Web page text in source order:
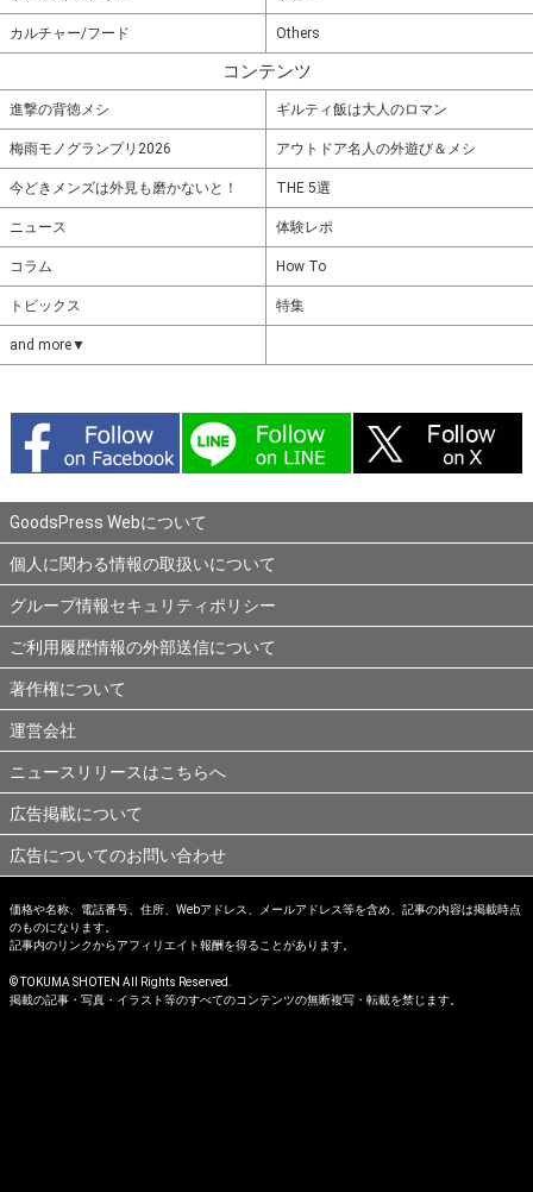
カルチャー/フード Others
コンテンツ
進撃の背徳メシ ギルティ飯は大人のロマン
梅雨モノグランプリ2026 アウトドア名人の外遊び＆メシ
今どきメンズは外見も磨かないと！ THE 5選
ニュース 体験レポ
コラム How To
トピックス 特集
and more▼
GoodsPress Webについて
個人に関わる情報の取扱いについて
グループ情報セキュリティポリシー
ご利用履歴情報の外部送信について
著作権について
運営会社
ニュースリリースはこちらへ
広告掲載について
広告についてのお問い合わせ
価格や名称、電話番号、住所、Webアドレス、メールアドレス等を含め、記事の内容は掲載時点
のものになります。
記事内のリンクからアフィリエイト報酬を得ることがあります。
© TOKUMA SHOTEN All Rights Reserved.
掲載の記事・写真・イラスト等のすべてのコンテンツの無断複写・転載を禁じます。